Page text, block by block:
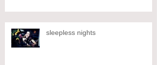
sleepless nights